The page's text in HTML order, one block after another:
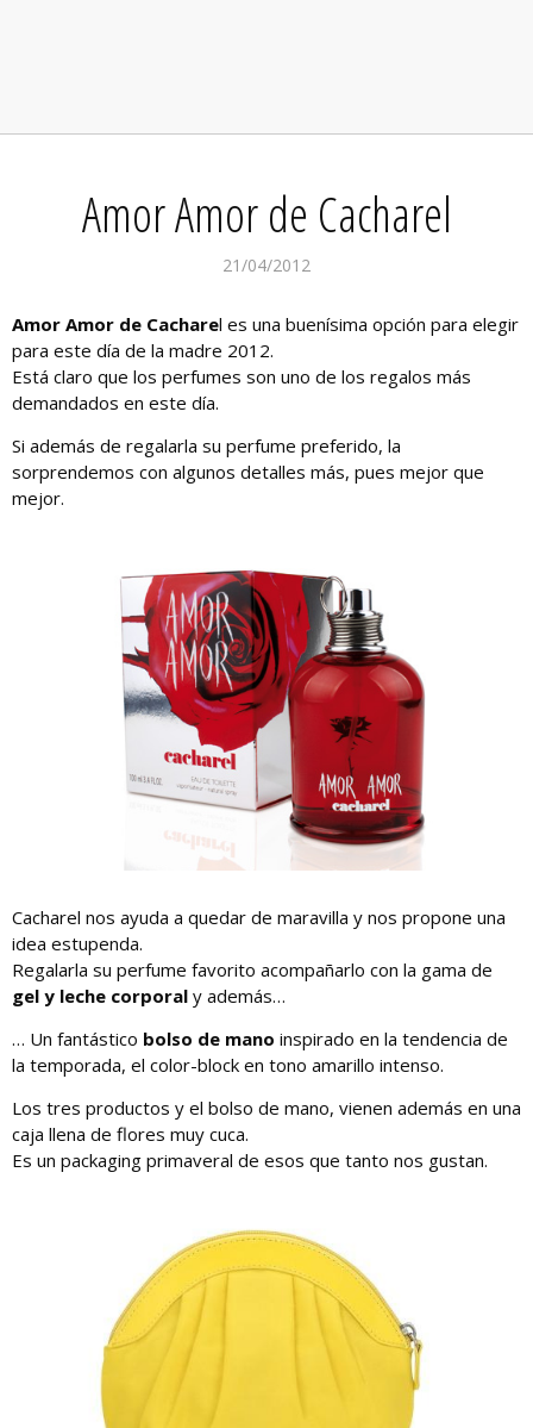
Amor Amor de Cacharel
21/04/2012
Amor Amor de Cacharel es una buenísima opción para elegir
para este día de la madre 2012.
Está claro que los perfumes son uno de los regalos más
demandados en este día.
Si además de regalarla su perfume preferido, la
sorprendemos con algunos detalles más, pues mejor que
mejor.
Cacharel nos ayuda a quedar de maravilla y nos propone una
idea estupenda.
Regalarla su perfume favorito acompañarlo con la gama de
gel y leche corporal y además…
… Un fantástico bolso de mano inspirado en la tendencia de
la temporada, el color-block en tono amarillo intenso.
Los tres productos y el bolso de mano, vienen además en una
caja llena de flores muy cuca.
Es un packaging primaveral de esos que tanto nos gustan.